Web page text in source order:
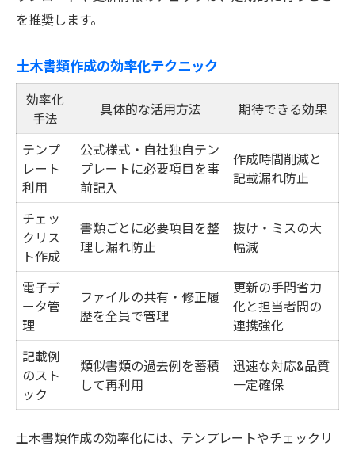
を推奨します。
土木書類作成の効率化テクニック
効率化
手法
具体的な活用方法 期待できる効果
テンプ
レート
利用
公式様式・自社独自テン
プレートに必要項目を事
前記入
作成時間削減と
記載漏れ防止
チェッ
クリス
ト作成
書類ごとに必要項目を整
理し漏れ防止
抜け・ミスの大
幅減
電子デ
ータ管
理
ファイルの共有・修正履
歴を全員で管理
更新の手間省力
化と担当者間の
連携強化
記載例
のスト
ック
類似書類の過去例を蓄積
して再利用
迅速な対応&品質
一定確保
土木書類作成の効率化には、テンプレートやチェックリ